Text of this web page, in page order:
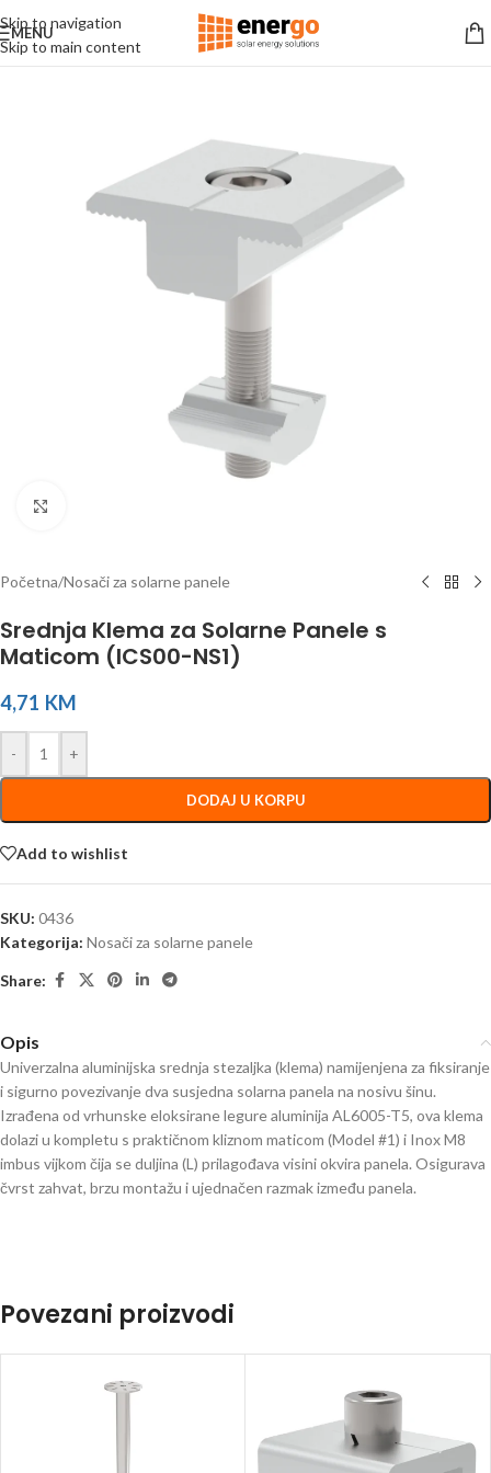
Skip to navigation
Skip to main content
MENU
Početna/Nosači za solarne panele
Srednja Klema za Solarne Panele s
Maticom (ICS00-NS1)
4,71 KM
- +
DODAJ U KORPU
Add to wishlist
SKU: 0436
Kategorija: Nosači za solarne panele
Share:
Opis
Univerzalna aluminijska srednja stezaljka (klema) namijenjena za fiksiranje
i sigurno povezivanje dva susjedna solarna panela na nosivu šinu.
Izrađena od vrhunske eloksirane legure aluminija AL6005-T5, ova klema
dolazi u kompletu s praktičnom kliznom maticom (Model #1) i Inox M8
imbus vijkom čija se duljina (L) prilagođava visini okvira panela. Osigurava
čvrst zahvat, brzu montažu i ujednačen razmak između panela.
Povezani proizvodi